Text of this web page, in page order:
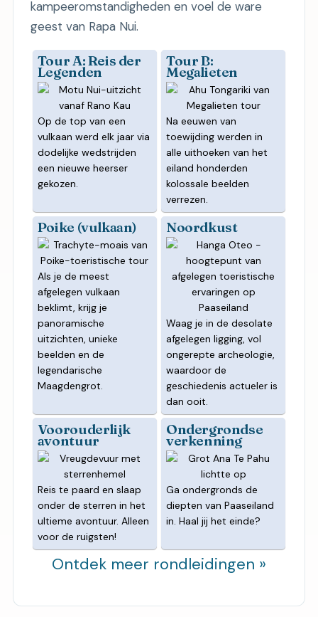
kampeeromstandigheden en voel de ware
geest van Rapa Nui.
Tour A: Reis der
Legenden
Op de top van een
vulkaan werd elk jaar via
dodelijke wedstrijden
een nieuwe heerser
gekozen.
Tour B:
Megalieten
Na eeuwen van
toewijding werden in
alle uithoeken van het
eiland honderden
kolossale beelden
verrezen.
Poike (vulkaan)
Als je de meest
afgelegen vulkaan
beklimt, krijg je
panoramische
uitzichten, unieke
beelden en de
legendarische
Maagdengrot.
Noordkust
Waag je in de desolate
afgelegen ligging, vol
ongerepte archeologie,
waardoor de
geschiedenis actueler is
dan ooit.
Voorouderlijk
avontuur
Reis te paard en slaap
onder de sterren in het
ultieme avontuur. Alleen
voor de ruigsten!
Ondergrondse
verkenning
Ga ondergronds de
diepten van Paaseiland
in. Haal jij het einde?
Ontdek meer rondleidingen »